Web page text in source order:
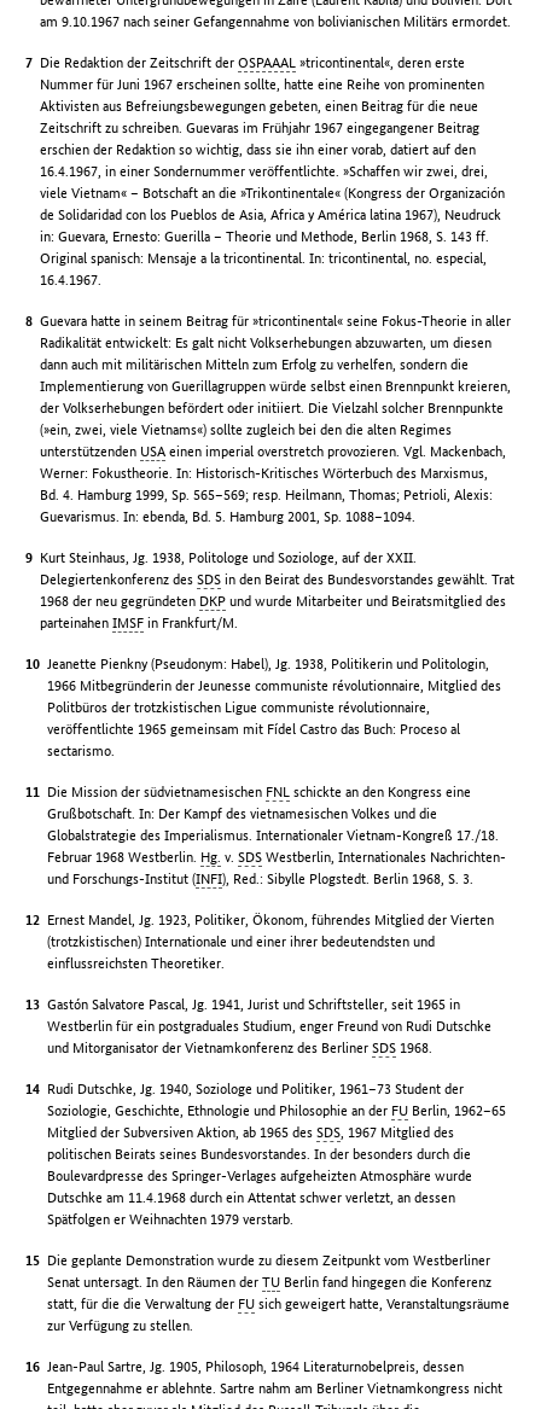
am 9.10.1967 nach seiner Gefangennahme von bolivianischen Militärs ermordet.
Die Redaktion der Zeitschrift derOSPAAAL »tricontinental«, deren erste
Nummer für Juni 1967 erscheinen sollte, hatte eine Reihe von prominenten
Aktivisten aus Befreiungsbewegungen gebeten, einen Beitrag für die neue
Zeitschrift zu schreiben. Guevaras im Frühjahr 1967 eingegangener Beitrag
erschien der Redaktion so wichtig, dass sie ihn einer vorab, datiert auf den
16.4.1967, in einer Sondernummer veröffentlichte. »Schaffen wir zwei, drei,
viele Vietnam« – Botschaft an die »Trikontinentale« (Kongress der Organización
de Solidaridad con los Pueblos de Asia, Africa y América latina 1967), Neudruck
in: Guevara, Ernesto: Guerilla – Theorie und Methode, Berlin 1968, S. 143 ff.
Original spanisch: Mensaje a la tricontinental. In: tricontinental, no. especial,
16.4.1967.
Guevara hatte in seinem Beitrag für »tricontinental« seine Fokus-Theorie in aller
Radikalität entwickelt: Es galt nicht Volkserhebungen abzuwarten, um diesen
dann auch mit militärischen Mitteln zum Erfolg zu verhelfen, sondern die
Implementierung von Guerillagruppen würde selbst einen Brennpunkt kreieren,
der Volkserhebungen befördert oder initiiert. Die Vielzahl solcher Brennpunkte
(»ein, zwei, viele Vietnams«) sollte zugleich bei den die alten Regimes
unterstützenden USA einen imperial overstretch provozieren. Vgl. Mackenbach,
Werner: Fokustheorie. In: Historisch-Kritisches Wörterbuch des Marxismus,
Bd. 4. Hamburg 1999, Sp. 565–569; resp. Heilmann, Thomas; Petrioli, Alexis:
Guevarismus. In: ebenda, Bd. 5. Hamburg 2001, Sp. 1088–1094.
Kurt Steinhaus, Jg. 1938, Politologe und Soziologe, auf der XXII.
Delegiertenkonferenz desSDS in den Beirat des Bundesvorstandes gewählt. Trat
1968 der neu gegründeten DKP und wurde Mitarbeiter und Beiratsmitglied des
parteinahenIMSF in Frankfurt/M.
Jeanette Pienkny (Pseudonym: Habel), Jg. 1938, Politikerin und Politologin,
1966 Mitbegründerin der Jeunesse communiste révolutionnaire, Mitglied des
Politbüros der trotzkistischen Ligue communiste révolutionnaire,
veröffentlichte 1965 gemeinsam mit Fídel Castro das Buch: Proceso al
sectarismo.
Die Mission der südvietnamesischen FNL schickte an den Kongress eine
Grußbotschaft. In: Der Kampf des vietnamesischen Volkes und die
Globalstrategie des Imperialismus. Internationaler Vietnam-Kongreß 17./18.
Februar 1968 Westberlin. Hg. v.SDS Westberlin, Internationales Nachrichten-
und Forschungs-Institut (INFI), Red.: Sibylle Plogstedt. Berlin 1968, S. 3.
Ernest Mandel, Jg. 1923, Politiker, Ökonom, führendes Mitglied der Vierten
(trotzkistischen) Internationale und einer ihrer bedeutendsten und
einflussreichsten Theoretiker.
Gastón Salvatore Pascal, Jg. 1941, Jurist und Schriftsteller, seit 1965 in
Westberlin für ein postgraduales Studium, enger Freund von Rudi Dutschke
und Mitorganisator der Vietnamkonferenz des BerlinerSDS 1968.
Rudi Dutschke, Jg. 1940, Soziologe und Politiker, 1961–73 Student der
Soziologie, Geschichte, Ethnologie und Philosophie an der FU Berlin, 1962–65
Mitglied der Subversiven Aktion, ab 1965 desSDS, 1967 Mitglied des
politischen Beirats seines Bundesvorstandes. In der besonders durch die
Boulevardpresse des Springer-Verlages aufgeheizten Atmosphäre wurde
Dutschke am 11.4.1968 durch ein Attentat schwer verletzt, an dessen
Spätfolgen er Weihnachten 1979 verstarb.
Die geplante Demonstration wurde zu diesem Zeitpunkt vom Westberliner
Senat untersagt. In den Räumen derTU Berlin fand hingegen die Konferenz
statt, für die die Verwaltung der FU sich geweigert hatte, Veranstaltungsräume
zur Verfügung zu stellen.
Jean-Paul Sartre, Jg. 1905, Philosoph, 1964 Literaturnobelpreis, dessen
Entgegennahme er ablehnte. Sartre nahm am Berliner Vietnamkongress nicht